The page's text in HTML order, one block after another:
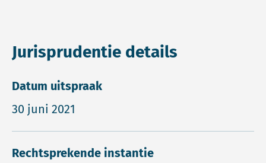
Jurisprudentie details
Datum uitspraak
30 juni 2021
Rechtsprekende instantie